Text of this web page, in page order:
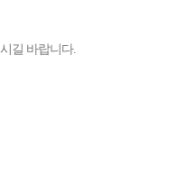
길 바랍니다.